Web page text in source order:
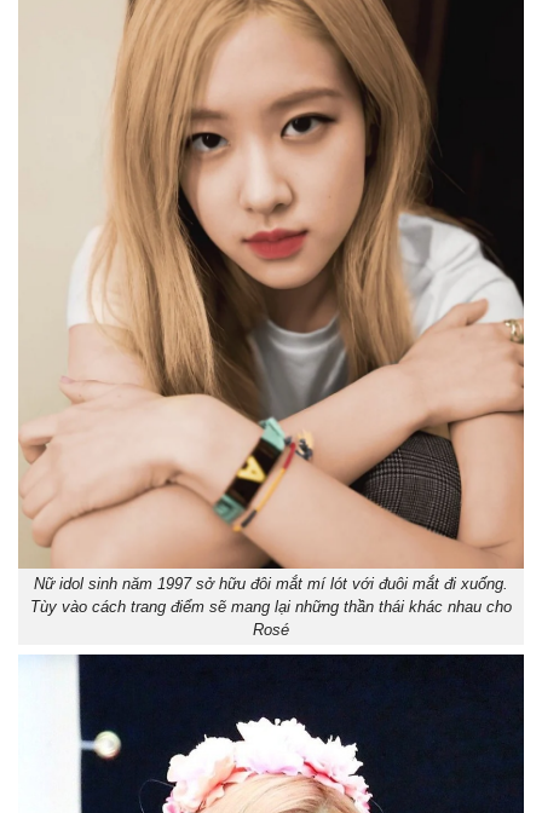
Nữ idol sinh năm 1997 sở hữu đôi mắt mí lót với đuôi mắt đi xuống.
Tùy vào cách trang điểm sẽ mang lại những thần thái khác nhau cho
Rosé